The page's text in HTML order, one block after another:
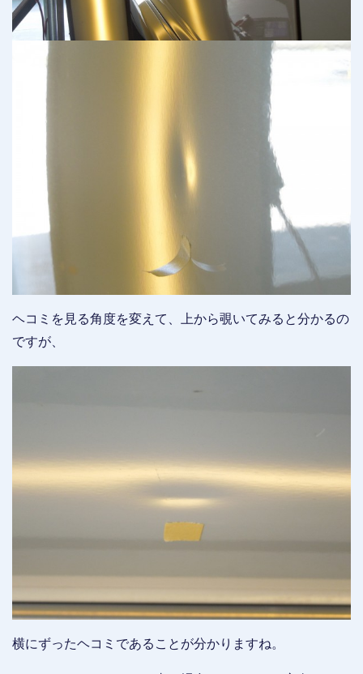
ヘコミを見る角度を変えて、上から覗いてみると分かるの
ですが、
横にずったヘコミであることが分かりますね。